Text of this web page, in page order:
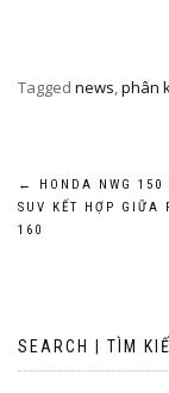
Tagged news,phân
Post
navigation
←
HONDA NWG 150
SUV KẾT HỢP GIỮA
160
SEARCH | TÌM